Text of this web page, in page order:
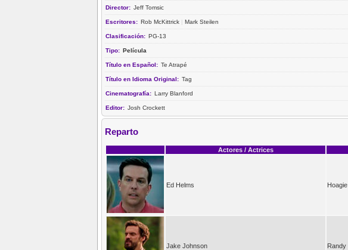
Director: Jeff Tomsic
Escritores: Rob McKittrick | Mark Steilen
Clasificación: PG-13
Tipo: Película
Título en Español: Te Atrapé
Título en Idioma Original: Tag
Cinematografía: Larry Blanford
Editor: Josh Crockett
Reparto
Actores / Actrices
Ed Helms Hoagie
Jake Johnson Randy